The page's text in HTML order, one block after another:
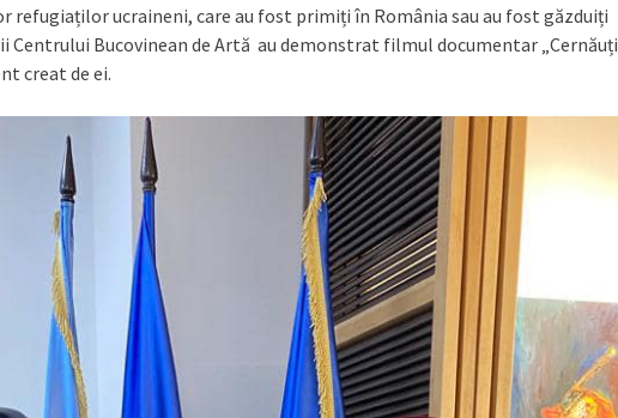
refugiaților ucraineni, care au fost primiți în România sau au fost găzduiți
Centrului Bucovinean de Artă au demonstrat filmul documentar „Cernăuți
creat de ei.